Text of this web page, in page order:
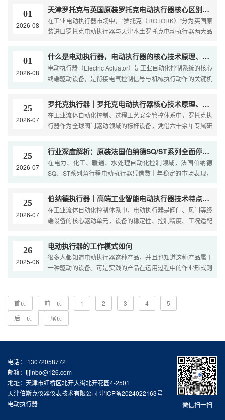
内···
01
2026-08
天津罗托克与英国原装罗托克电动执行器核心区别及进口高价成因深度解析
在工业电动执行器市场中，“罗托克（ROTORK）”分为英国原
装进口罗托克电动执行器与天津本土罗托克电动执行器两大品
01
2026-08
什么是电动执行器，电动执行器的核心技术原理、分类及工程应用综述
电动执行器（Electric Actuator）是工业自动化控制系统的核心
终端驱动设备，是衔接电气控制信号与机械执行动作的关键机
25
2026-07
罗托克执行器｜罗托克电动执行器核心技术原理、系列分类及工业选型技术详解
在工业流体自动化控制、过程工艺安全管控体系中，罗托克执
行器作为全球阀门驱动领域的标杆设备，凭借六十余年专属研
25
2026-07
行业深度解析：原装法国伯纳德SQ/ST系列全面停产，天津伯纳德实现1:1完美替代
在电力、化工、暖通、水处理自动化控制领域，法国伯纳德
SQ、ST系列角行程电动执行器凭借数十年稳定的市场表现，
高···
25
2026-07
伯纳德执行器｜高端工业智能电动执行器技术特点与行业应用解析
在工业流体自动化控制体系中，电动执行器是阀门、风门等终
端设备的核心驱动单元，设备的稳定性、控制精度、工况适配
26
2025-06
电动执行器的工作模式如何
很多人都知道电动执行器这种产品，并且也知道这种产品属于
一种驱动的设备。可是实践的产品在运用过程中的作业形式则
首页 前一页 1 2 3 4
5
后一页
尾页
微信扫一扫
电话： 13072058772
邮箱：tjjinbo@126.com
地址：天津市红桥区北开大街北开花园4-2501
天津伯斯克仪器仪表技术有限公司 津ICP备2024022163号
电动执行器